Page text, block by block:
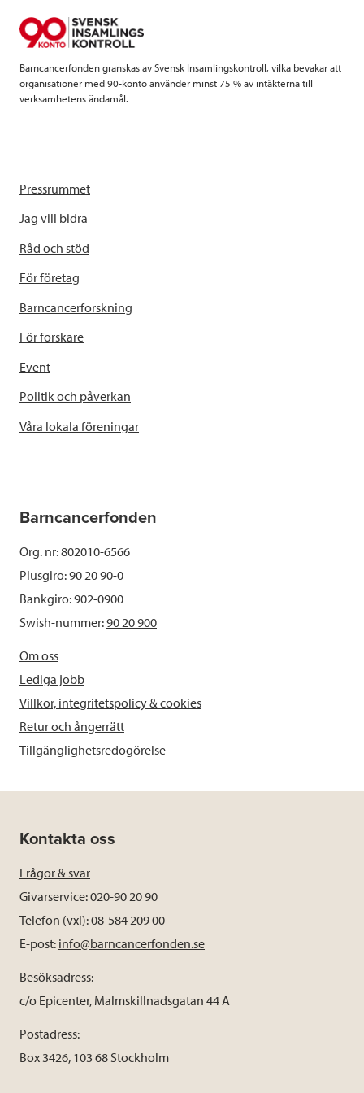
k
Barncancerfonden granskas av Svensk Insamlingskontroll, vilka bevakar att
organisationer med 90-konto använder minst 75 % av intäkterna till
verksamhetens ändamål.
Pressrummet
Jag vill bidra
Råd och stöd
För företag
Barncancerforskning
För forskare
Event
Politik och påverkan
Våra lokala föreningar
Barncancerfonden
Org. nr: 802010-6566
Plusgiro: 90 20 90-0
Bankgiro: 902-0900
Swish-nummer:90 20 900
Om oss
Lediga jobb
Villkor, integritetspolicy & cookies
Retur och ångerrätt
Tillgänglighetsredogörelse
Kontakta oss
Frågor & svar
Givarservice: 020-90 20 90
Telefon (vxl): 08-584 209 00
E-post: info@barncancerfonden.se
Besöksadress:
c/o Epicenter, Malmskillnadsgatan 44 A
Postadress:
Box 3426, 103 68 Stockholm